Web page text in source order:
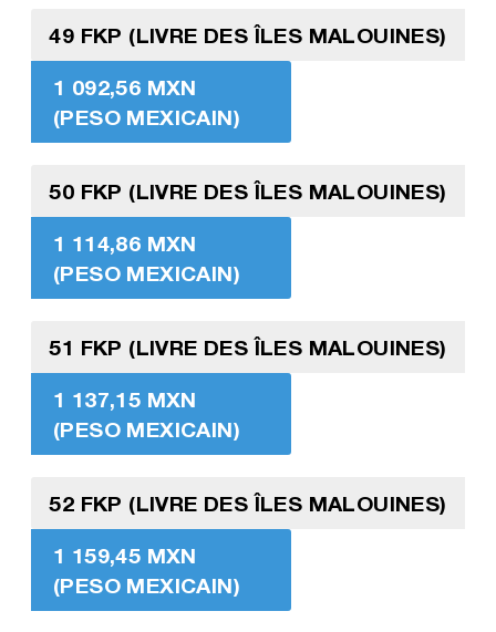
49 FKP (LIVRE DES ÎLES MALOUINES)
1 092,56 MXN
(PESO MEXICAIN)
50 FKP (LIVRE DES ÎLES MALOUINES)
1 114,86 MXN
(PESO MEXICAIN)
51 FKP (LIVRE DES ÎLES MALOUINES)
1 137,15 MXN
(PESO MEXICAIN)
52 FKP (LIVRE DES ÎLES MALOUINES)
1 159,45 MXN
(PESO MEXICAIN)